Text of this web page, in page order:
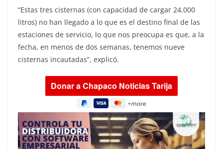
“Estas tres cisternas (con capacidad de cargar 24.000
litros) no han llegado a lo que es el destino final de las
estaciones de servicio, lo que nos preocupa es que, a la
fecha, en menos de dos semanas, tenemos nueve
cisternas incautadas”, explicó.